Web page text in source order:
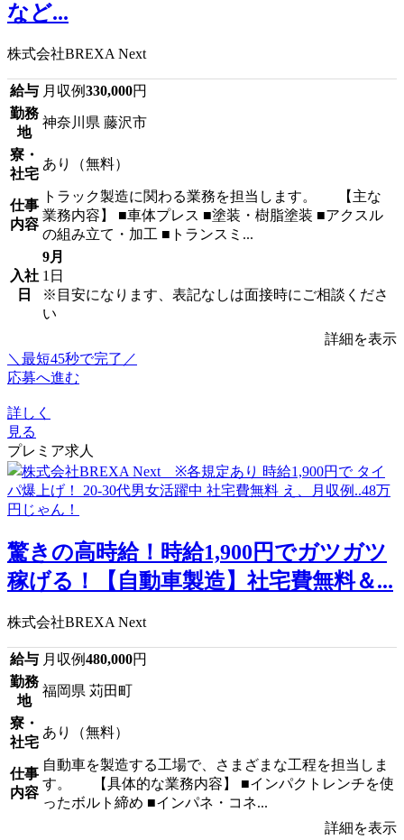
など...
株式会社BREXA Next
給与 月収例330,000円
勤務
地
神奈川県 藤沢市
寮・
社宅
あり（無料）
仕事
内容
トラック製造に関わる業務を担当します。 【主な
業務内容】 ■車体プレス ■塗装・樹脂塗装 ■アクスル
の組み立て・加工 ■トランスミ...
入社
日
9月
1日
※目安になります、表記なしは面接時にご相談くださ
い
詳細を表示
＼最短45秒で完了／
応募へ進む
詳しく
見る
プレミア求人
驚きの高時給！時給1,900円でガツガツ
稼げる！【自動車製造】社宅費無料＆...
株式会社BREXA Next
給与 月収例480,000円
勤務
地
福岡県 苅田町
寮・
社宅
あり（無料）
仕事
内容
自動車を製造する工場で、さまざまな工程を担当しま
す。 【具体的な業務内容】 ■インパクトレンチを使
ったボルト締め ■インパネ・コネ...
詳細を表示